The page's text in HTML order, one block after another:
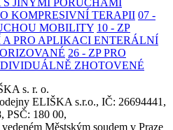
KOMPRESIVNÍ TERAPII 07 -
MOBILITY 10 - ZP
PRO APLIKACI ENTERÁLNÍ
26 - ZP PRO
ZHOTOVENÉ
s. r. o.
ELIŠKA s.r.o., IČ: 26694441,
PSČ: 180 00,
Městským soudem v Praze